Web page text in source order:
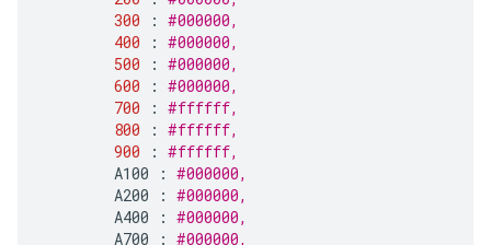
300
: #000000,
400
: #000000,
500
: #000000,
600
: #000000,
700
: #ffffff,
800
: #ffffff,
900
: #ffffff,
A100
: #000000,
A200
: #000000,
A400
: #000000,
A700
: #000000,